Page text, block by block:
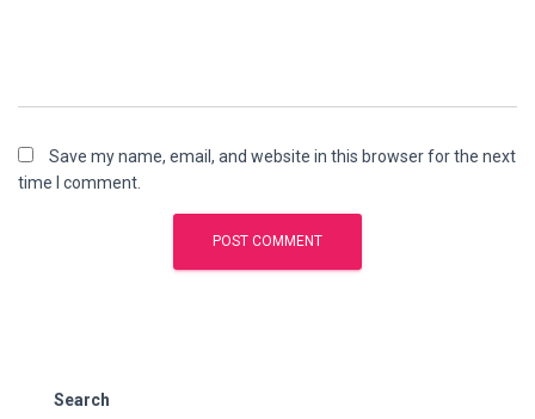
Save my name, email, and website in this browser for the next
time I comment.
Search